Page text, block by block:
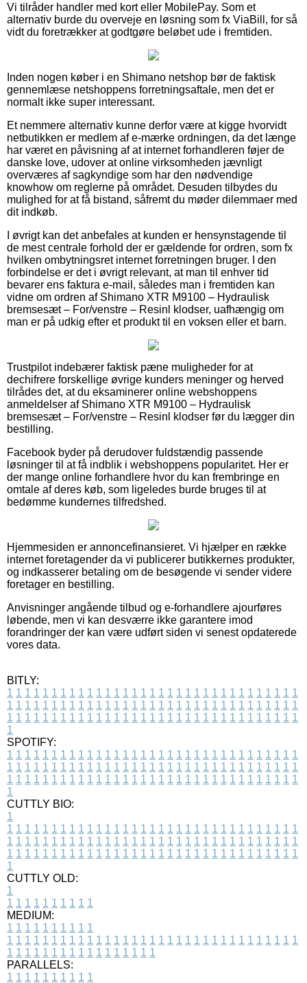
Vi tilråder handler med kort eller MobilePay. Som et
alternativ burde du overveje en løsning som fx ViaBill, for så
vidt du foretrækker at godtgøre beløbet ude i fremtiden.
Inden nogen køber i en Shimano netshop bør de faktisk
gennemlæse netshoppens forretningsaftale, men det er
normalt ikke super interessant.
Et nemmere alternativ kunne derfor være at kigge hvorvidt
netbutikken er medlem af e-mærke ordningen, da det længe
har været en påvisning af at internet forhandleren føjer de
danske love, udover at online virksomheden jævnligt
overværes af sagkyndige som har den nødvendige
knowhow om reglerne på området. Desuden tilbydes du
mulighed for at få bistand, såfremt du møder dilemmaer med
dit indkøb.
I øvrigt kan det anbefales at kunden er hensynstagende til
de mest centrale forhold der er gældende for ordren, som fx
hvilken ombytningsret internet forretningen bruger. I den
forbindelse er det i øvrigt relevant, at man til enhver tid
bevarer ens faktura e-mail, således man i fremtiden kan
vidne om ordren af Shimano XTR M9100 – Hydraulisk
bremsesæt – For/venstre – Resinl klodser, uafhængig om
man er på udkig efter et produkt til en voksen eller et barn.
Trustpilot indebærer faktisk pæne muligheder for at
dechifrere forskellige øvrige kunders meninger og herved
tilrådes det, at du eksaminerer online webshoppens
anmeldelser af Shimano XTR M9100 – Hydraulisk
bremsesæt – For/venstre – Resinl klodser før du lægger din
bestilling.
Facebook byder på derudover fuldstændig passende
løsninger til at få indblik i webshoppens popularitet. Her er
der mange online forhandlere hvor du kan frembringe en
omtale af deres køb, som ligeledes burde bruges til at
bedømme kundernes tilfredshed.
Hjemmesiden er annoncefinansieret. Vi hjælper en række
internet foretagender da vi publicerer butikkernes produkter,
og indkasserer betaling om de besøgende vi sender videre
foretager en bestilling.
Anvisninger angående tilbud og e-forhandlere ajourføres
løbende, men vi kan desværre ikke garantere imod
forandringer der kan være udført siden vi senest opdaterede
vores data.
BITLY:
1 1 1 1 1 1 1 1 1 1 1 1 1 1 1 1 1 1 1 1 1 1 1 1 1 1 1 1 1 1 1 1 1
1 1 1 1 1 1 1 1 1 1 1 1 1 1 1 1 1 1 1 1 1 1 1 1 1 1 1 1 1 1 1 1 1
1 1 1 1 1 1 1 1 1 1 1 1 1 1 1 1 1 1 1 1 1 1 1 1 1 1 1 1 1 1 1 1 1
1
SPOTIFY:
1 1 1 1 1 1 1 1 1 1 1 1 1 1 1 1 1 1 1 1 1 1 1 1 1 1 1 1 1 1 1 1 1
1 1 1 1 1 1 1 1 1 1 1 1 1 1 1 1 1 1 1 1 1 1 1 1 1 1 1 1 1 1 1 1 1
1 1 1 1 1 1 1 1 1 1 1 1 1 1 1 1 1 1 1 1 1 1 1 1 1 1 1 1 1 1 1 1 1
1
CUTTLY BIO:
1
1 1 1 1 1 1 1 1 1 1 1 1 1 1 1 1 1 1 1 1 1 1 1 1 1 1 1 1 1 1 1 1 1
1 1 1 1 1 1 1 1 1 1 1 1 1 1 1 1 1 1 1 1 1 1 1 1 1 1 1 1 1 1 1 1 1
1 1 1 1 1 1 1 1 1 1 1 1 1 1 1 1 1 1 1 1 1 1 1 1 1 1 1 1 1 1 1 1 1
1
CUTTLY OLD:
1
1 1 1 1 1 1 1 1 1 1
MEDIUM:
1 1 1 1 1 1 1 1 1 1
1 1 1 1 1 1 1 1 1 1 1 1 1 1 1 1 1 1 1 1 1 1 1 1 1 1 1 1 1 1 1 1 1
1 1 1 1 1 1 1 1 1 1 1 1 1 1 1 1 1
PARALLELS:
1 1 1 1 1 1 1 1 1 1